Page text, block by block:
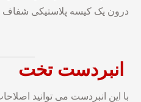
درون یک کیسه پلاستیکی شفاف
انبردست تخت
با این انبردست می توانید